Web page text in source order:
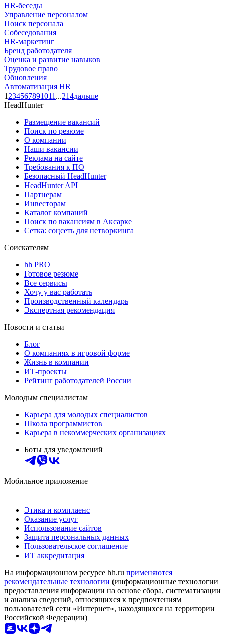
HR-беседы
Управление персоналом
Поиск персонала
Собеседования
HR-маркетинг
Бренд работодателя
Оценка и развитие навыков
Трудовое право
Обновления
Автоматизация HR
1 234567891011 ...214дальше
HeadHunter
Размещение вакансий
Поиск по резюме
О компании
Наши вакансии
Реклама на сайте
Требования к ПО
Безопасный HeadHunter
HeadHunter API
Партнерам
Инвесторам
Каталог компаний
Поиск по вакансиям в Аксарке
Сетка: соцсеть для нетворкинга
Соискателям
hh PRO
Готовое резюме
Все сервисы
Хочу у вас работать
Производственный календарь
Экспертная рекомендация
Новости и статьи
Блог
О компаниях в игровой форме
Жизнь в компании
ИТ-проекты
Рейтинг работодателей России
Молодым специалистам
Карьера для молодых специалистов
Школа программистов
Карьера в некоммерческих организациях
Боты для уведомлений
Мобильное приложение
Этика и комплаенс
Оказание услуг
Использование сайтов
Защита персональных данных
Пользовательское соглашение
ИТ аккредитация
На информационном ресурсе hh.ru применяются
рекомендательные технологии (информационные технологии
предоставления информации на основе сбора, систематизации
и анализа сведений, относящихся к предпочтениям
пользователей сети «Интернет», находящихся на территории
Российской Федерации)